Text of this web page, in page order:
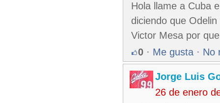
Hola llame a Cuba
diciendo que
Victor Mesa por
0 · Me gusta · No
Jorge Luis
26 de enero